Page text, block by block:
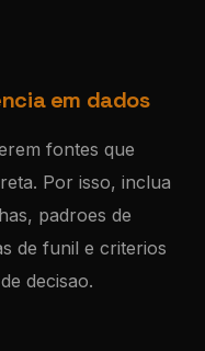
em dados
fontes que
Por isso, inclua
padroes de
de funil e criterios
decisao.